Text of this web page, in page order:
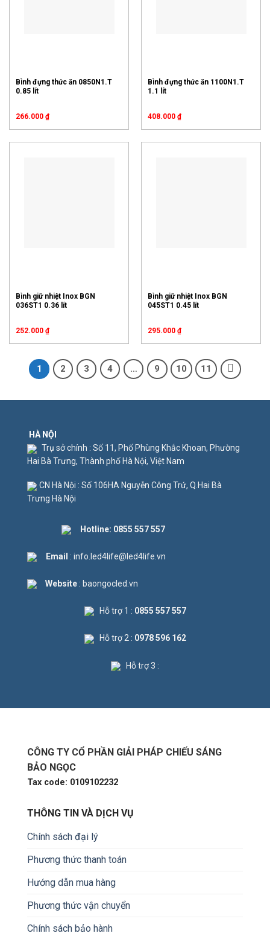
Bình đựng thức ăn 0850N1.T
0.85 lít
266.000 ₫
Bình đựng thức ăn 1100N1.T
1.1 lít
408.000 ₫
Bình giữ nhiệt Inox BGN
036ST1 0.36 lít
252.000 ₫
Bình giữ nhiệt Inox BGN
045ST1 0.45 lít
295.000 ₫
1 2 3 4 … 9 10 11
HÀ NỘI
Trụ sở chính : Số 11, Phố Phùng Khắc Khoan, Phường
Hai Bà Trưng, Thành phố Hà Nội, Việt Nam
CN Hà Nội : Số 106HA Nguyễn Công Trứ, Q.Hai Bà
Trưng Hà Nội
Hotline: 0855 557 557
Email : info.led4life@led4life.vn
Website: baongocled.vn
Hỗ trợ 1 : 0855 557 557
Hỗ trợ 2 : 0978 596 162
Hỗ trợ 3 :
CÔNG TY CỔ PHẦN GIẢI PHÁP CHIẾU SÁNG
BẢO NGỌC
Tax code: 0109102232
THÔNG TIN VÀ DỊCH VỤ
Chính sách đại lý
Phương thức thanh toán
Hướng dẫn mua hàng
Phương thức vận chuyển
Chính sách bảo hành